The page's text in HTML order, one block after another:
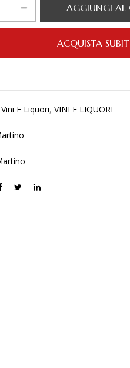
AGGIUNGI AL
ACQUISTA
Vini E Liquori,VINI E LIQUORI